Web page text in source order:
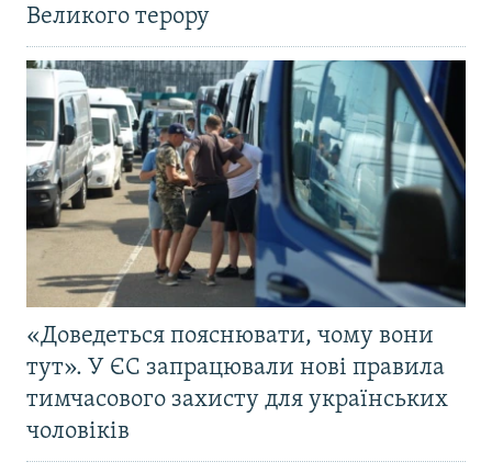
Великого терору
«Доведеться пояснювати, чому вони
тут». У ЄС запрацювали нові правила
тимчасового захисту для українських
чоловіків